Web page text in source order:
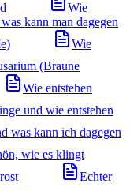
Wie
kann man dagegen
Wie
(Braune
Wie entstehen
und wie entstehen
was kann ich dagegen
wie es klingt
Echter